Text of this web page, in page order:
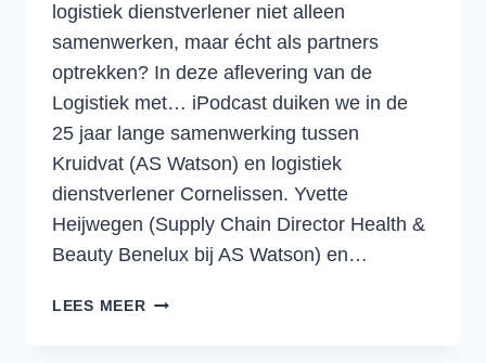
logistiek dienstverlener niet alleen
samenwerken, maar écht als partners
optrekken? In deze aflevering van de
Logistiek met… iPodcast duiken we in de
25 jaar lange samenwerking tussen
Kruidvat (AS Watson) en logistiek
dienstverlener Cornelissen. Yvette
Heijwegen (Supply Chain Director Health &
Beauty Benelux bij AS Watson) en…
LEES MEERSAMENWERKEN